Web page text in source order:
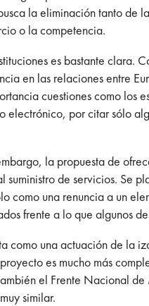
la eliminación tanto
o la competencia.
es bastante
en las relaciones entre
cuestiones como
por citar sólo
la propuesta de
de servicios.
como una renuncia a un
frente a lo que algunos
como una actuación de
es mucho más
el Frente Nacional
similar.